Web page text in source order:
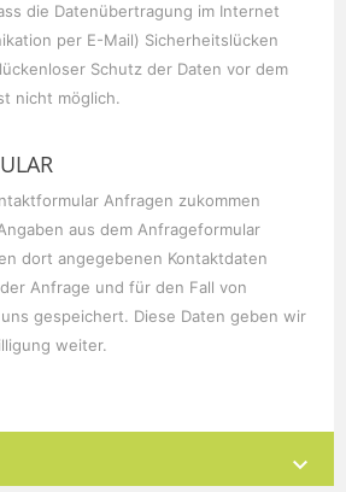
die Datenübertragung im Internet
per E-Mail) Sicherheitslücken
Schutz der Daten vor dem
nicht möglich.
Anfragen zukommen
aus dem Anfrageformular
dort angegebenen Kontaktdaten
Anfrage und für den Fall von
gespeichert. Diese Daten geben wir
weiter.
